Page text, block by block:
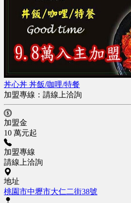
丼心丼 丼飯/咖哩/特餐
加盟專線： 請線上洽詢
加盟金
10 萬元起
加盟專線
請線上洽詢
地址
桃園市中壢市大仁二街38號